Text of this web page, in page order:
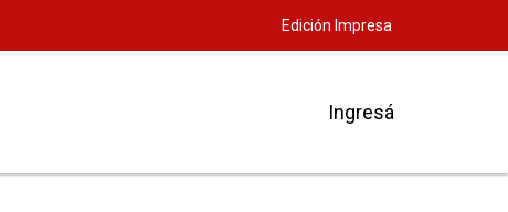
Edición Impresa
Ingresá